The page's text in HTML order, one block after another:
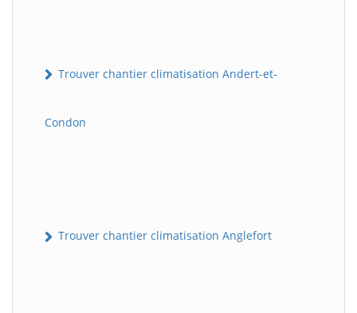
Trouver chantier climatisation Andert-et-
Condon
Trouver chantier climatisation Anglefort